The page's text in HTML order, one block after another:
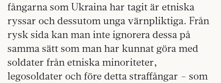
fångarna som Ukraina har tagit är etniska
ryssar och dessutom unga värnpliktiga. Från
rysk sida kan man inte ignorera dessa på
samma sätt som man har kunnat göra med
soldater från etniska minoriteter,
legosoldater och före detta straffångar – som